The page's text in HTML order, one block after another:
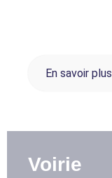
En savoir plus
Voirie